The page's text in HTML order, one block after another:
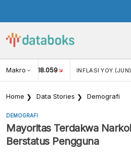
Makro
USD/IDR 18.059 INFLASI YOY (JUN)
Home Data Stories Demografi
DEMOGRAFI
Mayoritas Terdakwa
Berstatus Pengguna